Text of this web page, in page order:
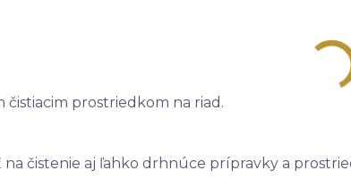
prostriedkom na riad.
čistenie aj ľahko drhnúce prípravky a